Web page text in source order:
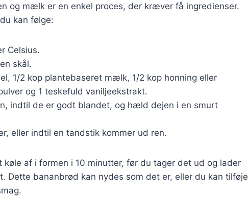
og mælk er en enkel proces, der kræver få ingredienser.
kan følge:
Celsius.
skål.
1/2 kop plantebaseret mælk, 1/2 kop honning eller
og 1 teskefuld vaniljeekstrakt.
indtil de er godt blandet, og hæld dejen i en smurt
eller indtil en tandstik kommer ud ren.
af i formen i 10 minutter, før du tager det ud og lader
Dette bananbrød kan nydes som det er, eller du kan tilføje